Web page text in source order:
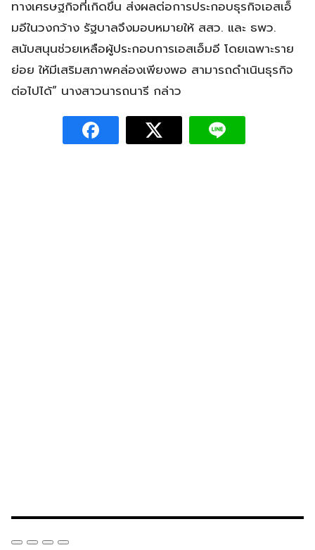
ทางเศรษฐกิจที่เกิดขึ้น ส่งผลต่อการประกอบธุรกิจเอสเอ็
มอีในวงกว้าง รัฐบาลจึงมอบหมายให้ สสว. และ ธพว.
สนับสนุนช่วยเหลือผู้ประกอบการเอสเอ็มอี โดยเฉพาะราย
ย่อย ให้มีเสริมสภาพคล่องเพียงพอ สามารถดำเนินธุรกิจ
ต่อไปได้” นางสาวนารถนารี กล่าว